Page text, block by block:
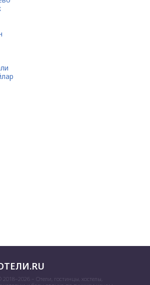
2018–2026 – Отели, гостинцы, хостелы,